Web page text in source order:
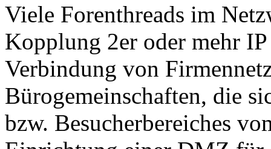
Viele Forenthreads im
Kopplung 2er oder mehr
Verbindung von
Bürogemeinschaften, die
bzw. Besucherbereiches